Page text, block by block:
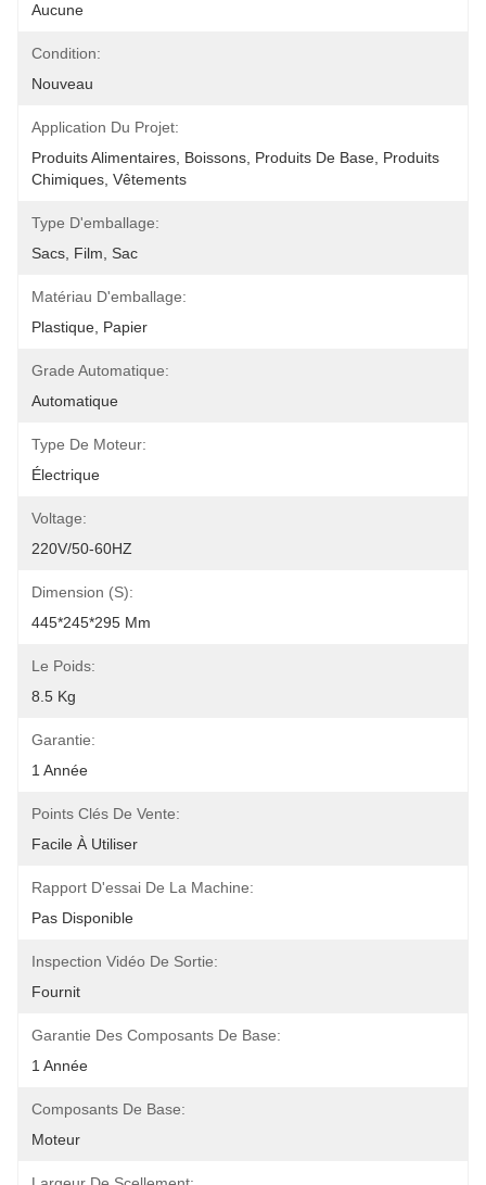
Aucune
Condition:
Nouveau
Application Du Projet:
Produits Alimentaires, Boissons, Produits De Base, Produits
Chimiques, Vêtements
Type D'emballage:
Sacs, Film, Sac
Matériau D'emballage:
Plastique, Papier
Grade Automatique:
Automatique
Type De Moteur:
Électrique
Voltage:
220V/50-60HZ
Dimension (s):
445*245*295 Mm
Le Poids:
8.5 Kg
Garantie:
1 Année
Points Clés De Vente:
Facile À Utiliser
Rapport D'essai De La Machine:
Pas Disponible
Inspection Vidéo De Sortie:
Fournit
Garantie Des Composants De Base:
1 Année
Composants De Base:
Moteur